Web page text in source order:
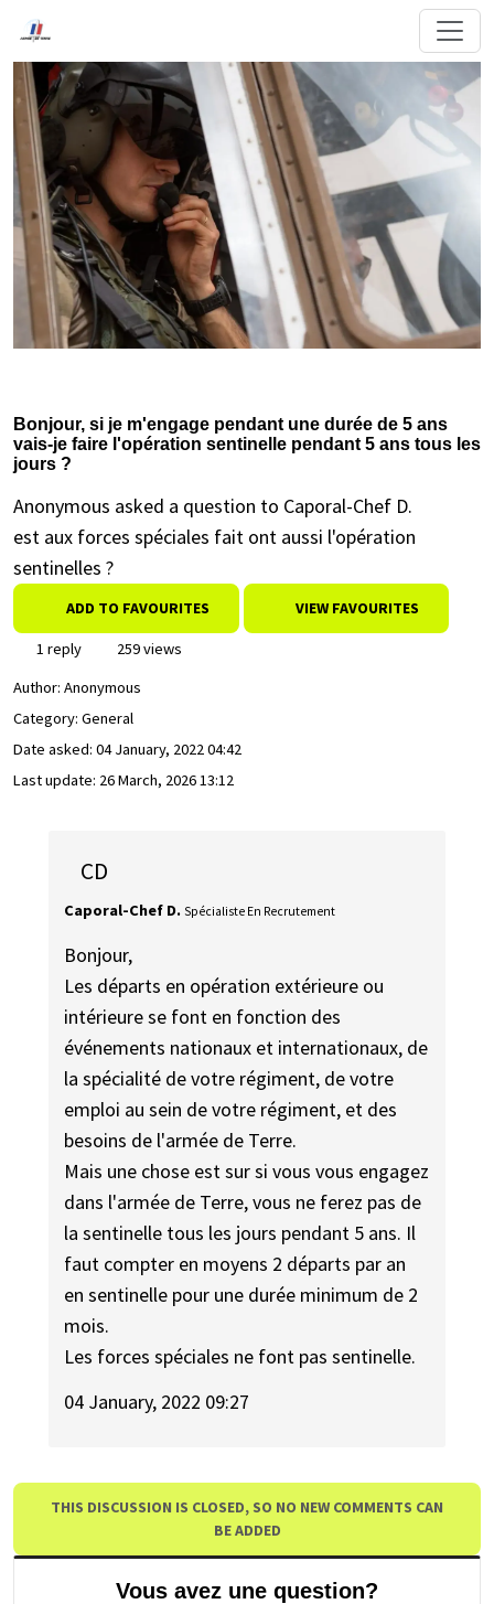
Bonjour, si je m'engage pendant une durée de 5 ans
vais-je faire l'opération sentinelle pendant 5 ans tous les
jours ?
Anonymous asked a question to Caporal-Chef D.
est aux forces spéciales fait ont aussi l'opération
sentinelles ?
ADD TO FAVOURITES VIEW FAVOURITES
1 reply
259 views
Author: Anonymous
Category: General
Date asked: 04 January, 2022 04:42
Last update: 26 March, 2026 13:12
CD
Caporal-Chef D. Spécialiste En Recrutement
Bonjour,
Les départs en opération extérieure ou
intérieure se font en fonction des
événements nationaux et internationaux, de
la spécialité de votre régiment, de votre
emploi au sein de votre régiment, et des
besoins de l'armée de Terre.
Mais une chose est sur si vous vous engagez
dans l'armée de Terre, vous ne ferez pas de
la sentinelle tous les jours pendant 5 ans. Il
faut compter en moyens 2 départs par an
en sentinelle pour une durée minimum de 2
mois.
Les forces spéciales ne font pas sentinelle.
04 January, 2022 09:27
THIS DISCUSSION IS CLOSED, SO NO NEW COMMENTS CAN
BE ADDED
Vous avez une question?